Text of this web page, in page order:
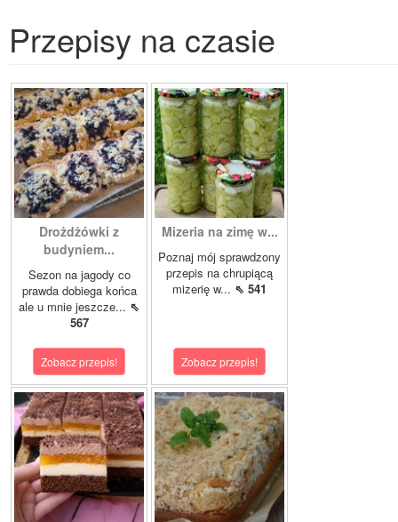
Przepisy na czasie
Drożdżówki z
budyniem...
Sezon na jagody co
prawda dobiega końca
ale u mnie jeszcze... ⇖
567
Zobacz przepis!
Mizeria na zimę w...
Poznaj mój sprawdzony
przepis na chrupiącą
mizerię w... ⇖ 541
Zobacz przepis!